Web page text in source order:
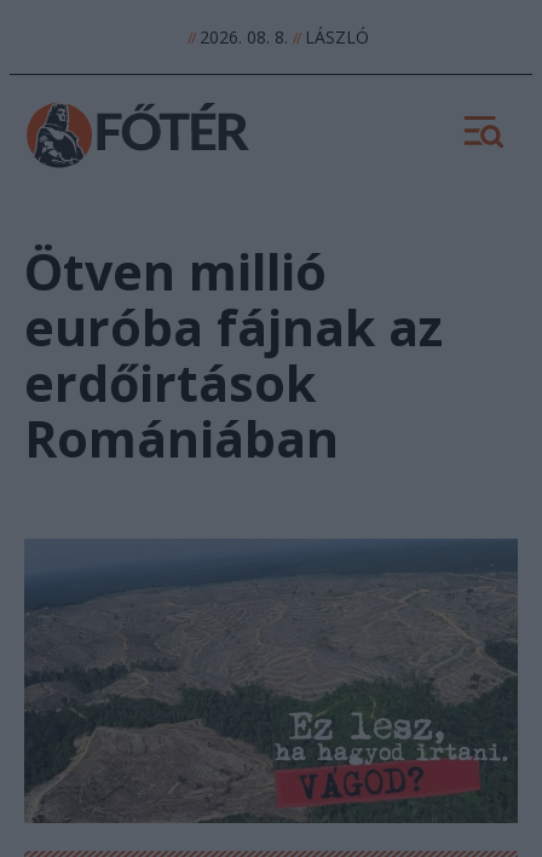
//2026. 08. 8. //LÁSZLÓ
Ötven millió
euróba fájnak az
erdőirtások
Romániában